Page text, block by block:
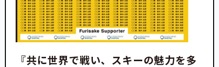
『共に世界で戦い、スキーの魅力を多